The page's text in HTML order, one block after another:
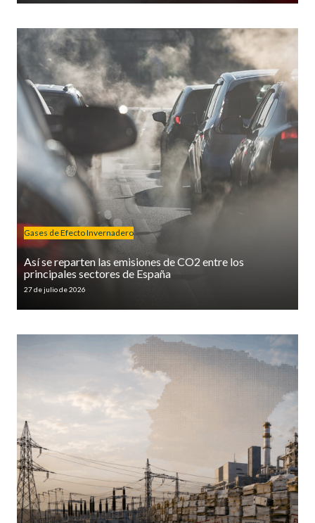
Gases de Efecto Invernadero
Así se reparten las emisiones de CO2 entre los
principales sectores de España
27 de julio de 2026